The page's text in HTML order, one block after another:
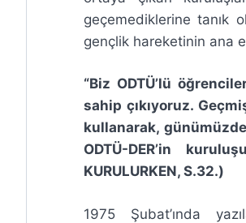
geçemediklerine tanık
gençlik hareketinin ana
“Biz ODTÜ’lü
sahip çıkıyoruz.
kullanarak,
ODTÜ-DER’in
KURULURKEN, S.32.)
1975 Şubat’ında